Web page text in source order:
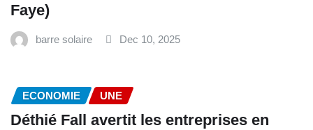
Faye)
barre solaire Dec 10, 2025
ECONOMIE UNE
Déthié Fall avertit les entreprises en